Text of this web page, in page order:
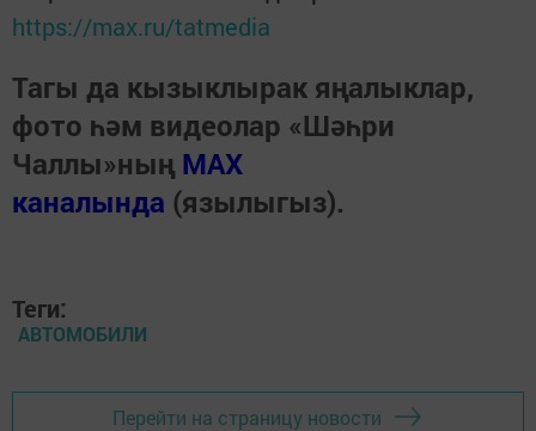
https://max.ru/tatmedia
Тагы да кызыклырак яңалыклар,
фото һәм видеолар «Шәһри
Чаллы»ның MAX
каналында (язылыгыз).
Теги:
АВТОМОБИЛИ
Перейти на страницу новости